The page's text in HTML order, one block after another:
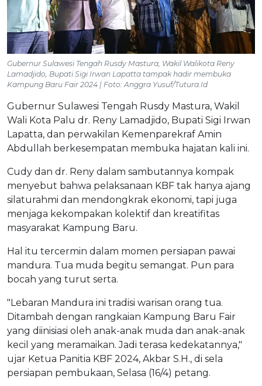
Gubernur Sulawesi Tengah Rusdy Mastura, Wakil Walikota Reny
Lamadjido, Bupati Sigi Irwan Lapatta tampak hadir membuka
Kampung Baru Fair 2024 | Foto: Anggra Yusuf/Tutura.Id
Gubernur Sulawesi Tengah Rusdy Mastura, Wakil
Wali Kota Palu dr. Reny Lamadjido, Bupati Sigi Irwan
Lapatta, dan perwakilan Kemenparekraf Amin
Abdullah berkesempatan membuka hajatan kali ini.
Cudy dan dr. Reny dalam sambutannya kompak
menyebut bahwa pelaksanaan KBF tak hanya ajang
silaturahmi dan mendongkrak ekonomi, tapi juga
menjaga kekompakan kolektif dan kreatifitas
masyarakat Kampung Baru.
Hal itu tercermin dalam momen persiapan pawai
mandura. Tua muda begitu semangat. Pun para
bocah yang turut serta.
"Lebaran Mandura ini tradisi warisan orang tua.
Ditambah dengan rangkaian Kampung Baru Fair
yang diinisiasi oleh anak-anak muda dan anak-anak
kecil yang meramaikan. Jadi terasa kedekatannya,"
ujar Ketua Panitia KBF 2024, Akbar S.H., di sela
persiapan pembukaan, Selasa (16/4) petang.